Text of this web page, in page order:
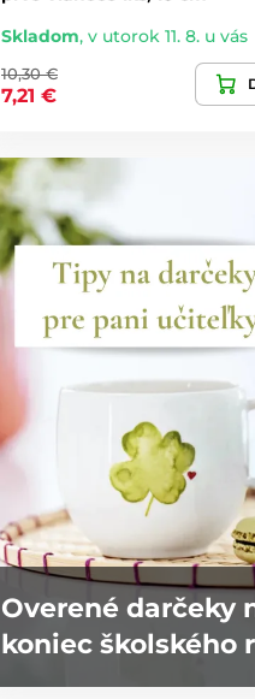
Skladom, v utorok 11. 8. u vás
10,30 €
7,21 €
Overené darčeky
koniec školského